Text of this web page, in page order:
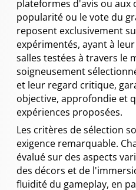
plateformes d'avis ou aux
popularité ou le vote du
reposent exclusivement
expérimentés, ayant à
salles testées à travers le
soigneusement
et leur regard critique,
objective, approfondie et
expériences proposées.
Les critères de sélection
exigence remarquable.
évalué sur des aspects
des décors et de
fluidité du gameplay, en